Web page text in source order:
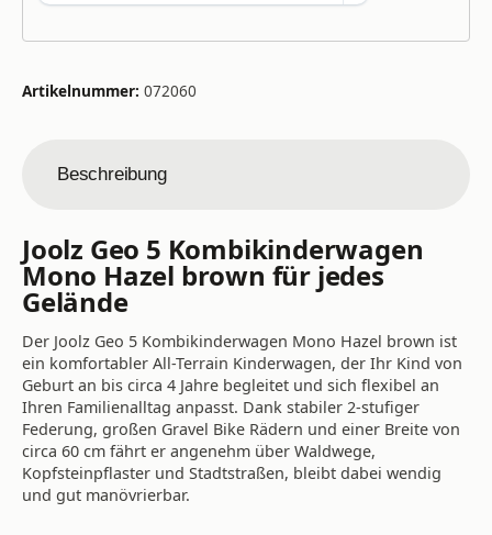
Artikelnummer: 072060
Beschreibung
Joolz Geo 5 Kombikinderwagen
Mono Hazel brown für jedes
Gelände
Der Joolz Geo 5 Kombikinderwagen Mono Hazel brown ist
ein komfortabler All-Terrain Kinderwagen, der Ihr Kind von
Geburt an bis circa 4 Jahre begleitet und sich flexibel an
Ihren Familienalltag anpasst. Dank stabiler 2-stufiger
Federung, großen Gravel Bike Rädern und einer Breite von
circa 60 cm fährt er angenehm über Waldwege,
Kopfsteinpflaster und Stadtstraßen, bleibt dabei wendig
und gut manövrierbar.